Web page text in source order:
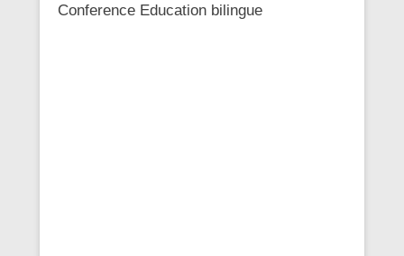
Conference Education bilingue